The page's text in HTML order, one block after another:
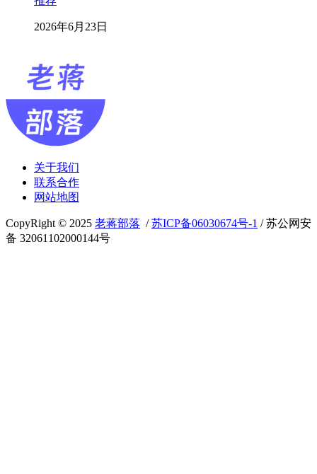
2026年6月23日
关于我们
联系合作
网站地图
CopyRight © 2025 老蒋部落 /苏ICP备06030674号-1 / 苏公网安
备 32061102000144号